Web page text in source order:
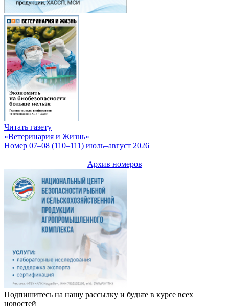
Читать газету
«Ветеринария и Жизнь»
Номер 07–08 (110–111) июль–август 2026
Архив номеров
Подпишитесь на нашу рассылку и будьте в курсе всех
новостей